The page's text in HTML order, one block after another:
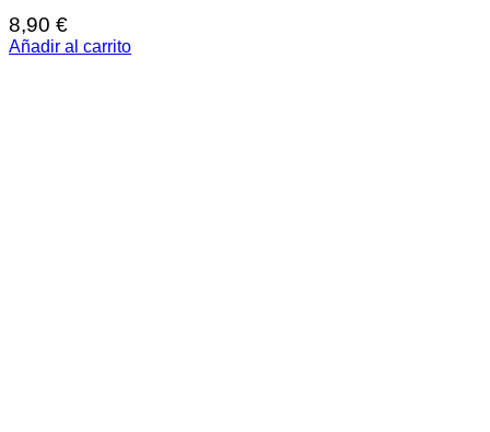
8,90 €
Añadir al carrito